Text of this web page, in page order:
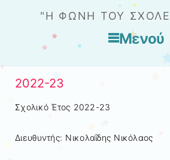
"Η ΦΩΝΉ ΤΟΥ
Μενού
2022-23
Σχολικό Έτος 2022-23
Διευθυντής: Νικολαΐδης Νικόλαος